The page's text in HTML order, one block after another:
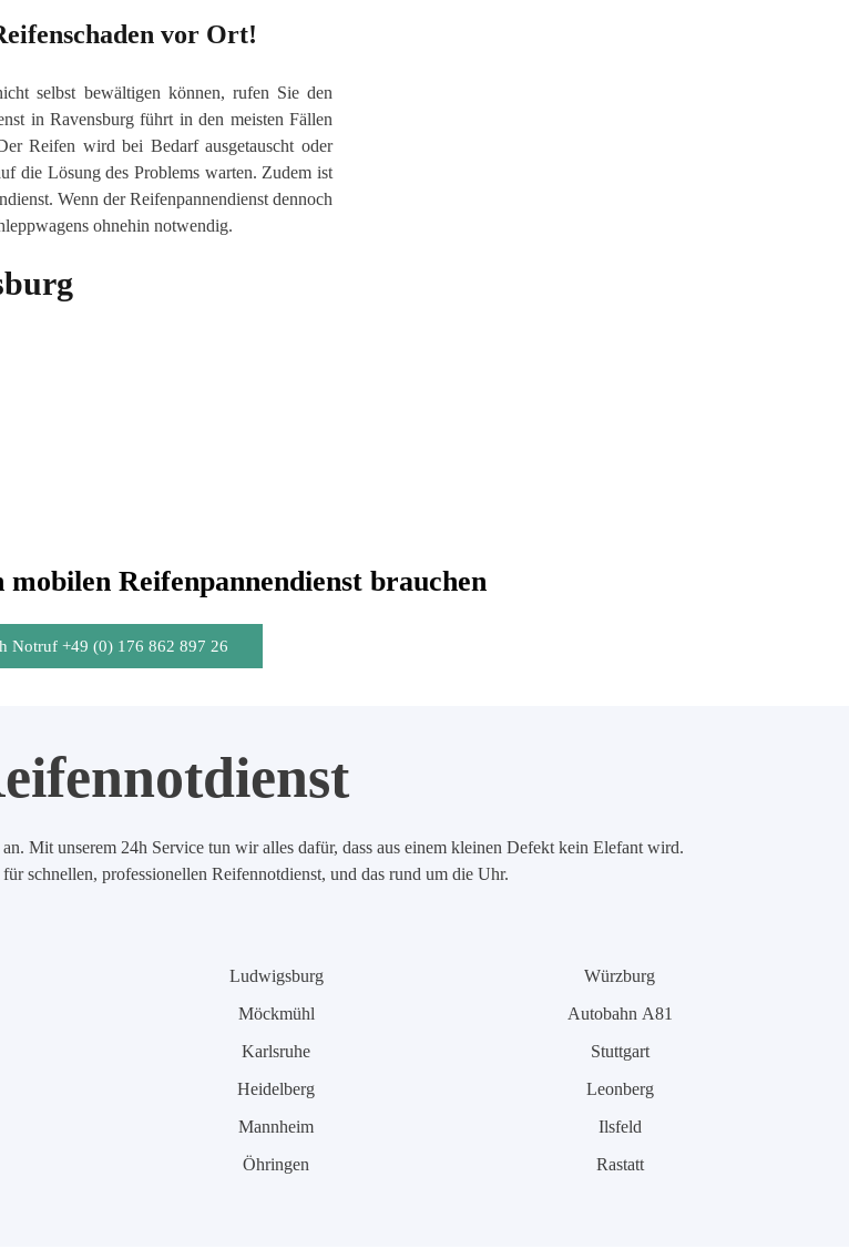
vor Ort!
selbst bewältigen können, rufen Sie den
in Ravensburg führt in den meisten Fällen
Reifen wird bei Bedarf ausgetauscht oder
die Lösung des Problems warten. Zudem ist
Wenn der Reifenpannendienst dennoch
ohnehin notwendig.
Reifenpannendienst brauchen
Notruf +49 (0) 176 862 897 26
Mit unserem 24h Service tun wir alles dafür, dass aus einem kleinen Defekt kein Elefant wird.
schnellen, professionellen Reifennotdienst, und das rund um die Uhr.
Ludwigsburg
Möckmühl
Karlsruhe
Heidelberg
Mannheim
Öhringen
Würzburg
Autobahn A81
Stuttgart
Leonberg
Ilsfeld
Rastatt